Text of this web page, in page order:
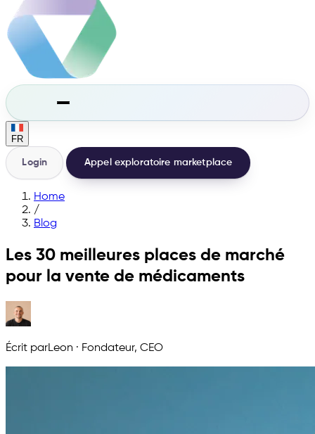
FR
Login Appel exploratoire marketplace
Home
/
Blog
Les 30 meilleures places de marché
pour la vente de médicaments
Écrit parLeon · Fondateur, CEO